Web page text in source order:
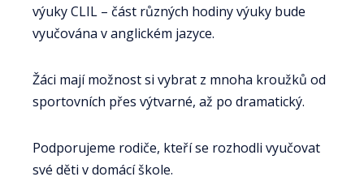
výuky CLIL – část různých hodiny výuky bude
vyučována v anglickém jazyce.
Žáci mají možnost si vybrat z mnoha kroužků od
sportovních přes výtvarné, až po dramatický.
Podporujeme rodiče, kteří se rozhodli vyučovat
své děti v domácí škole.